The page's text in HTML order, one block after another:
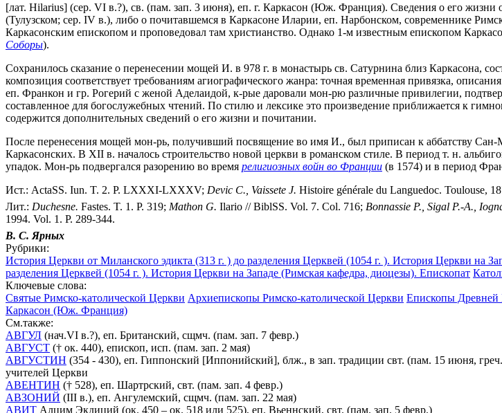
[лат. Hilarius] (сер. VI в.?), св. (пам. зап. 3 июня), еп. г. Каркасон (Юж. Франция). Сведения о его
(Тулузском; сер. IV в.), либо о почитавшемся в Каркасоне Иларии, еп. Нарбонском, современнике
Каркасонским епископом и проповедовал там христианство. Однако 1-м известным епископом
Соборы).
Сохранилось сказание о перенесении мощей И. в 978 г. в монастырь св. Сатурнина близ Каркасона,
композиция соответствует требованиям агиографического жанра: точная временная привязка,
еп. Франкон и гр. Рогерий с женой Аделаидой, к-рые даровали мон-рю различные привилегии,
составленное для богослужебных чтений. По стилю и лексике это произведение приближается к
содержится дополнительных сведений о его жизни и почитании.
После перенесения мощей мон-рь, получивший посвящение во имя И., был приписан к аббатству
Каркасонских. В XII в. началось строительство новой церкви в романском стиле. В период т. н.
упадок. Мон-рь подвергался разорению во время религиозных войн во Франции (в 1574) и в период
Ист.: ActaSS. Iun. T. 2. P. LXXXI-LXXXV; Devic C., Vaissete J. Histoire générale du Languedoc. Toulouse,
Лит.: Duchesne. Fastes. T. 1. P. 319; Mathon G. Ilario // BiblSS. Vol. 7. Col. 716; Bonnassie P., Sigal P.-A.,
1994. Vol. 1. P. 289-344.
В. С. Ярных
Рубрики:
История Церкви от Миланского эдикта (313 г. ) до разделения Церквей (1054 г. ). История Церкви на
разделения Церквей (1054 г. ). История Церкви на Западе (Римская кафедра, диоцезы). Епископат
Ключевые слова:
Святые Римско-католической Церкви Архиепископы Римско-католической Церкви Епископы
Каркасон (Юж. Франция)
См.также:
АВГУЛ (нач.VI в.?), еп. Британский, сщмч. (пам. зап. 7 февр.)
АВГУСТ († ок. 440), епископ, исп. (пам. зап. 2 мая)
АВГУСТИН (354 - 430), еп. Гиппонский [Иппонийский], блж., в зап. традиции свт. (пам. 15 июня,
учителей Церкви
АВЕНТИН († 528), еп. Шартрский, свт. (пам. зап. 4 февр.)
АВЗОНИЙ (III в.), еп. Ангулемский, сщмч. (пам. зап. 22 мая)
АВИТ Алцим Экдиций (ок. 450 – ок. 518 или 525), еп. Вьеннский, свт. (пам. зап. 5 февр.)